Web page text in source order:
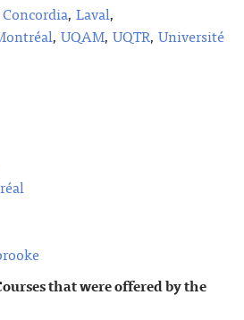
Concordia, Laval,
, UQAM, UQTR, Université
that were offered by the